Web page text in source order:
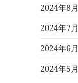
2024年8月
2024年7月
2024年6月
2024年5月